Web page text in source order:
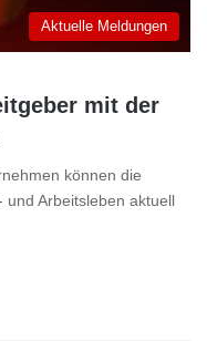
Aktuelle Meldungen
mit der
können die
und Arbeitsleben aktuell